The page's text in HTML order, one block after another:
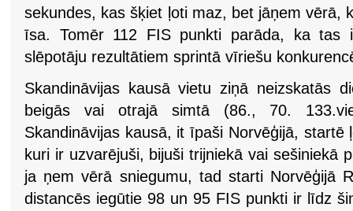
sekundes, kas šķiet ļoti maz, bet jāņem vērā,
īsa. Tomēr 112 FIS punkti parāda, ka tas
slēpotāju rezultātiem sprintā vīriešu
Skandināvijas kausā vietu ziņā neizskatās
beigās vai otrajā simtā (86., 70.
Skandināvijas kausā, it īpaši Norvēģijā, startē
kuri ir uzvarējuši, bijuši trijniekā vai sešiniekā
ja ņem vērā sniegumu, tad starti Norvēģijā
distancēs iegūtie 98 un 95 FIS punkti ir līdz